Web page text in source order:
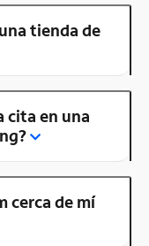
tienda de
cita en una
cerca de mí